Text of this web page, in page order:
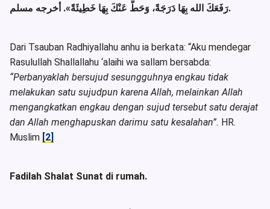
رَفَعَكَ الله بِهَا دَرَجَةً، وَحَطَّ عَنْكَ بِهَا خَطِيئَةً». أخرجه مسلم.
Dari Tsauban Radhiyallahu anhu ia berkata: “Aku mendegar
Rasulullah Shallallahu ‘alaihi wa sallam bersabda:
“Perbanyaklah bersujud sesungguhnya engkau tidak
melakukan satu sujudpun karena Allah, melainkan Allah
mengangkatkan engkau dengan sujud tersebut satu derajat
dan Allah menghapuskan darimu satu kesalahan”. HR.
Muslim [2]
Fadilah Shalat Sunat di rumah.